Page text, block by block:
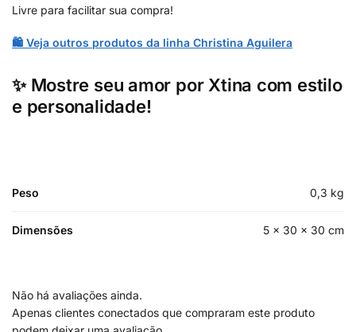
Livre para facilitar sua compra!
🛍️ Veja outros produtos da linha Christina Aguilera
✨ Mostre seu amor por Xtina com estilo
e personalidade!
Peso 0,3 kg
Dimensões 5 × 30 × 30 cm
Não há avaliações ainda.
Apenas clientes conectados que compraram este produto